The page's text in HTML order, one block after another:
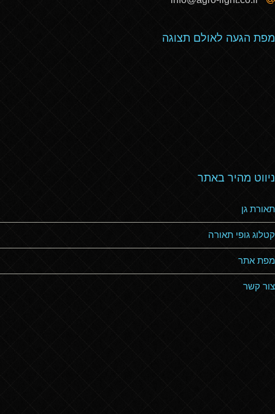
מפת הגעה לאולם תצוגה
ניווט מהיר באתר
תאורת גן
קטלוג גופי תאורה
מפת אתר
צור קשר